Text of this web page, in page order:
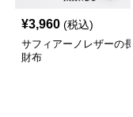
¥3,960 (税込)
サフィアーノレザーの長
財布